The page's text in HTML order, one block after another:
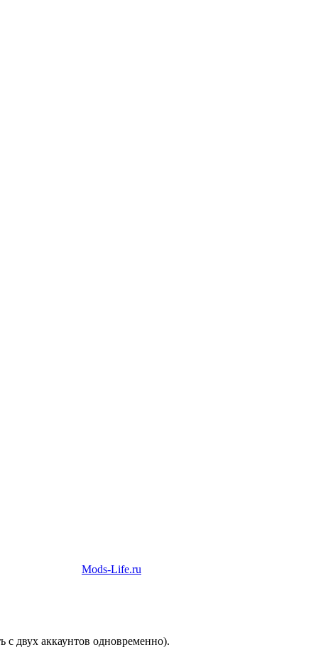
Mods-Life.ru
с двух аккаунтов одновременно).